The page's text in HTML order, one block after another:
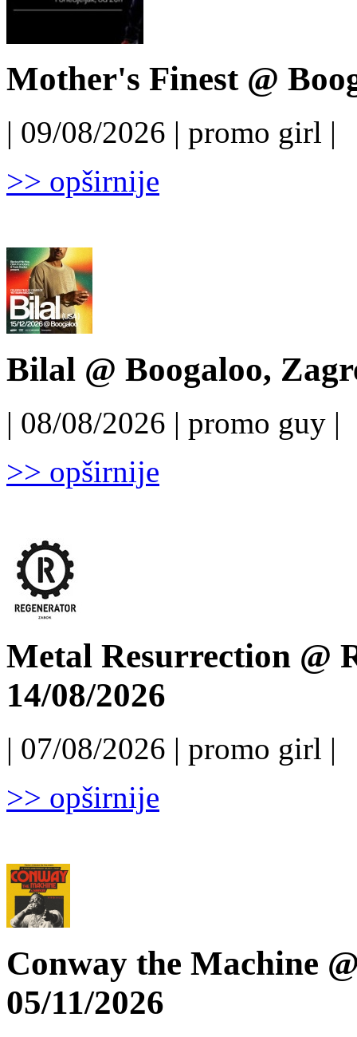
Mother's Finest @
| 09/08/2026 | promo girl |
>> opširnije
Bilal @ Boogaloo,
| 08/08/2026 | promo guy |
>> opširnije
Metal Resurrection @
14/08/2026
| 07/08/2026 | promo girl |
>> opširnije
Conway the Machine
05/11/2026